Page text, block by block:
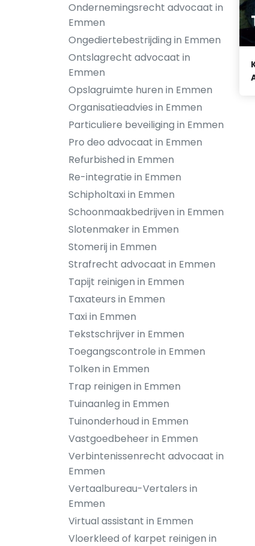
Ondernemingsrecht advocaat in
Emmen
Ongediertebestrijding in Emmen
Ontslagrecht advocaat in
Emmen
Opslagruimte huren in Emmen
Organisatieadvies in Emmen
Particuliere beveiliging in Emmen
Pro deo advocaat in Emmen
Refurbished in Emmen
Re-integratie in Emmen
Schipholtaxi in Emmen
Schoonmaakbedrijven in Emmen
Slotenmaker in Emmen
Stomerij in Emmen
Strafrecht advocaat in Emmen
Tapijt reinigen in Emmen
Taxateurs in Emmen
Taxi in Emmen
Tekstschrijver in Emmen
Toegangscontrole in Emmen
Tolken in Emmen
Trap reinigen in Emmen
Tuinaanleg in Emmen
Tuinonderhoud in Emmen
Vastgoedbeheer in Emmen
Verbintenissenrecht advocaat in
Emmen
Vertaalbureau-Vertalers in
Emmen
Virtual assistant in Emmen
Vloerkleed of karpet reinigen in